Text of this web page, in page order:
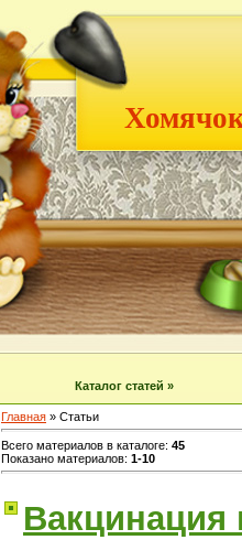
Каталог статей »
Главная » Статьи
Всего материалов в каталоге: 45
Показано материалов: 1-10
Вакцинация